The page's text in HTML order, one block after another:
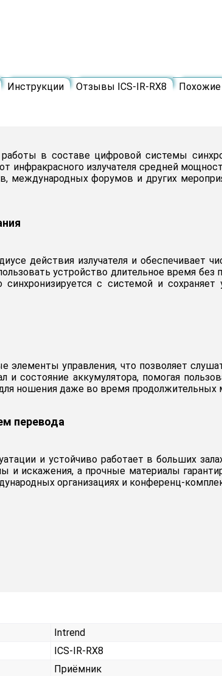
Инструкции Отзывы ICS-IR-RX8 Похожие
в составе цифровой системы
инфракрасного излучателя средней
международных форумов и других
действия излучателя и
устройство длительное время
с системой и
управления, что позволяет
и состояние аккумулятора, помогая
ношения даже во время продолжительных
перевода
и устойчиво работает в больших
искажения, а прочные материалы
организациях и конференц-
Intrend
ICS-IR-RX8
Приёмник